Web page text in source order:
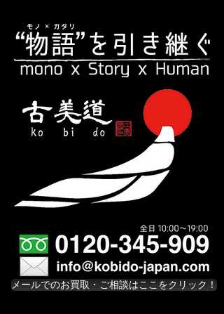
メールでのお買取・ご相談はここをクリック！